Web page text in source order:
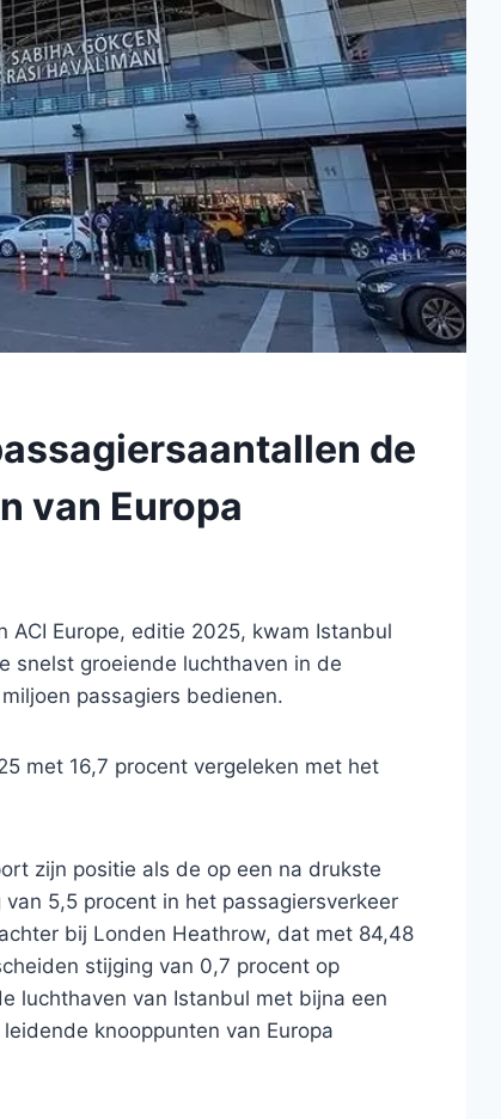
de
van Europa
Europe, editie 2025, kwam Istanbul
snelst groeiende luchthaven in de
passagiers bedienen.
met 16,7 procent vergeleken met het
zijn positie als de op een na drukste
5,5 procent in het passagiersverkeer
bij Londen Heathrow, dat met 84,48
stijging van 0,7 procent op
luchthaven van Istanbul met bijna een
knooppunten van Europa